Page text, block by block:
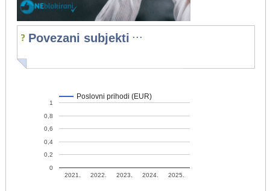
Povezani subjekti ...
Poslovni prihodi (EUR)
2021. 2022. 2023. 2024. 2025.
0
0,2
0,4
0,6
0,8
1